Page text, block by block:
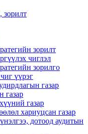
зорилт
зорилт
чиглэл
зорилго
үүрэг
газар
газар
газар
хариуцсан газар
дотоод аудитын